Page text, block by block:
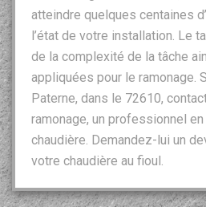
atteindre quelques centaines
l’état de votre installation. Le
de la complexité de la tâche
appliquées pour le ramonage.
Paterne, dans le 72610,
ramonage, un professionnel
chaudière. Demandez-lui un
votre chaudière au fioul.